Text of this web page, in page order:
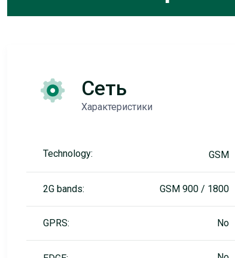
Сеть
Характеристики
Technology: GSM
2G bands: GSM 900 / 1800
GPRS: No